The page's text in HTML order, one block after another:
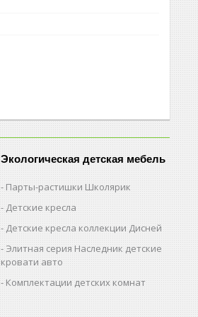
Экологическая детская мебель
Парты-растишки Школярик
Детские кресла
Детские кресла коллекции Дисней
Элитная серия Наследник детские
кровати авто
Комплектации детских комнат